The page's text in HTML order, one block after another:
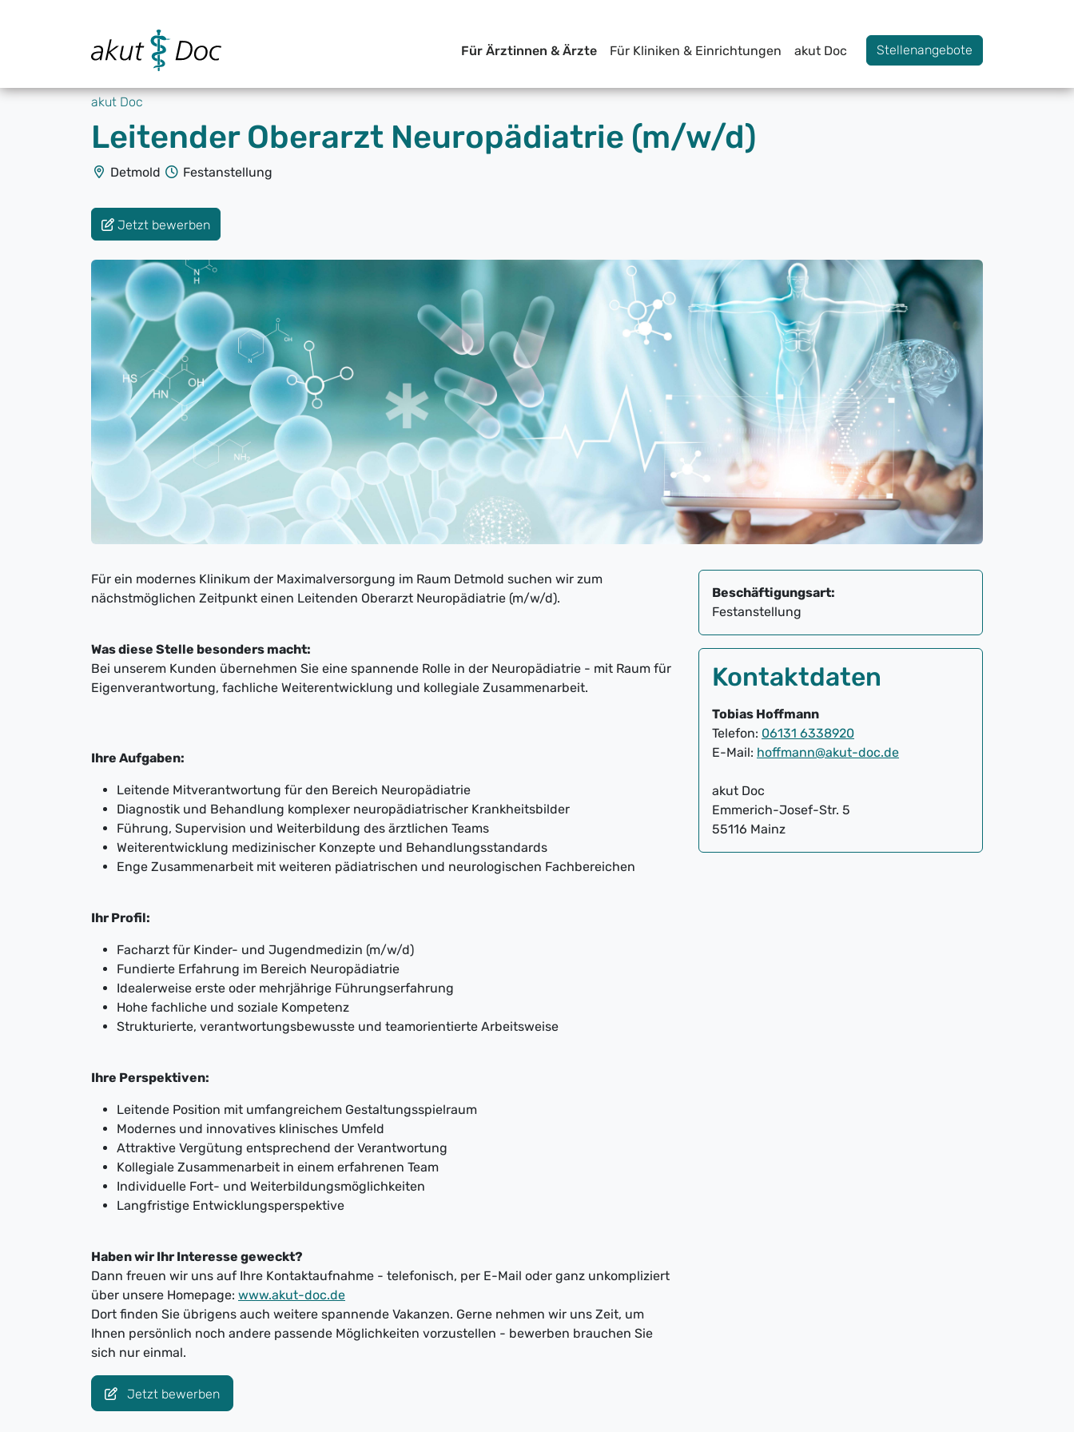
Für Ärztinnen & Ärzte Für Kliniken & Einrichtungen akut Doc Stellenangebote
akut Doc
Leitender Oberarzt Neuropädiatrie (m/w/d)
Detmold Festanstellung
Jetzt bewerben
Für ein modernes Klinikum der Maximalversorgung im Raum Detmold suchen wir zum
nächstmöglichen Zeitpunkt einen Leitenden Oberarzt Neuropädiatrie (m/w/d).
Was diese Stelle besonders macht:
Bei unserem Kunden übernehmen Sie eine spannende Rolle in der Neuropädiatrie - mit Raum für
Eigenverantwortung, fachliche Weiterentwicklung und kollegiale Zusammenarbeit.
Ihre Aufgaben:
Leitende Mitverantwortung für den Bereich Neuropädiatrie
Diagnostik und Behandlung komplexer neuropädiatrischer Krankheitsbilder
Führung, Supervision und Weiterbildung des ärztlichen Teams
Weiterentwicklung medizinischer Konzepte und Behandlungsstandards
Enge Zusammenarbeit mit weiteren pädiatrischen und neurologischen Fachbereichen
Ihr Profil:
Facharzt für Kinder- und Jugendmedizin (m/w/d)
Fundierte Erfahrung im Bereich Neuropädiatrie
Idealerweise erste oder mehrjährige Führungserfahrung
Hohe fachliche und soziale Kompetenz
Strukturierte, verantwortungsbewusste und teamorientierte Arbeitsweise
Ihre Perspektiven:
Leitende Position mit umfangreichem Gestaltungsspielraum
Modernes und innovatives klinisches Umfeld
Attraktive Vergütung entsprechend der Verantwortung
Kollegiale Zusammenarbeit in einem erfahrenen Team
Individuelle Fort- und Weiterbildungsmöglichkeiten
Langfristige Entwicklungsperspektive
Haben wir Ihr Interesse geweckt?
Dann freuen wir uns auf Ihre Kontaktaufnahme - telefonisch, per E-Mail oder ganz unkompliziert
über unsere Homepage: www.akut-doc.de
Dort finden Sie übrigens auch weitere spannende Vakanzen. Gerne nehmen wir uns Zeit, um
Ihnen persönlich noch andere passende Möglichkeiten vorzustellen - bewerben brauchen Sie
sich nur einmal.
Beschäftigungsart:
Festanstellung
Kontaktdaten
Tobias Hoffmann
Telefon: 06131 6338920
E-Mail: hoffmann@akut-doc.de
akut Doc
Emmerich-Josef-Str. 5
55116 Mainz
Jetzt bewerben